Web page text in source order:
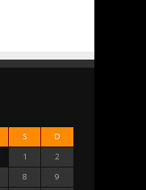
S D
1
2
8
9